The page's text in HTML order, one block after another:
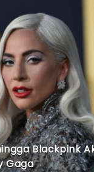
Blackpink
Gaga